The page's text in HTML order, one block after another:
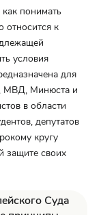
понимать
относится к
условия
для
МВД, Минюста и
в области
депутатов
кругу
защите своих
Суда